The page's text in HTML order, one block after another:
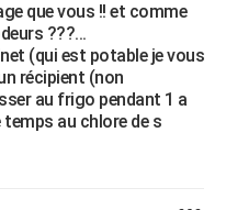
que vous !! et comme
???...
(qui est potable je vous
récipient (non
au frigo pendant 1 a
temps au chlore de s